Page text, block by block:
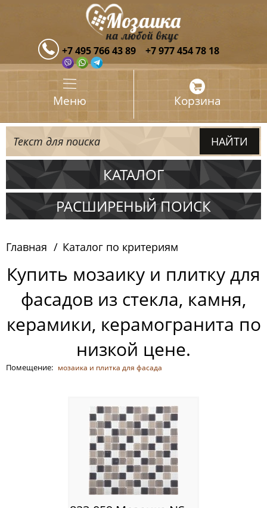
+7 495 766 43 89 +7 977 454 78 18
Меню Корзина
КАТАЛОГ
Испания
Китай
Россия
РАСШИРЕНЫЙ ПОИСК
Главная Каталог по критериям
Купить мозаику и плитку для
фасадов из стекла, камня,
керамики, керамогранита по
низкой цене.
Помещение: мозаика и плитка для фасада